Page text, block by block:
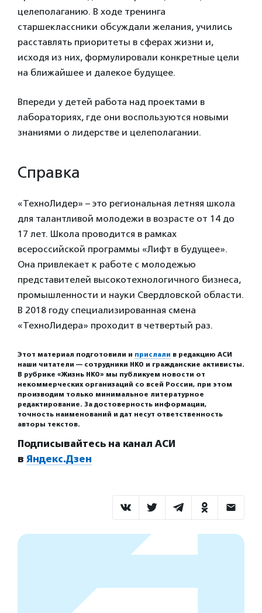
целеполаганию. В ходе тренинга
старшеклассники обсуждали желания, учились
расставлять приоритеты в сферах жизни и,
исходя из них, формулировали конкретные цели
на ближайшее и далекое будущее.
Впереди у детей работа над проектами в
лабораториях, где они воспользуются новыми
знаниями о лидерстве и целеполагании.
Справка
«ТехноЛидер» – это региональная летняя школа
для талантливой молодежи в возрасте от 14 до
17 лет. Школа проводится в рамках
всероссийской программы «Лифт в будущее».
Она привлекает к работе с молодежью
представителей высокотехнологичного бизнеса,
промышленности и науки Свердловской области.
В 2018 году специализированная смена
«ТехноЛидера» проходит в четвертый раз.
Этот материал подготовили и прислали в редакцию АСИ
наши читатели — сотрудники НКО и гражданские активисты.
В рубрике «Жизнь НКО» мы публикуем новости от
некоммерческих организаций со всей России, при этом
производим только минимальное литературное
редактирование. За достоверность информации,
точность наименований и дат несут ответственность
авторы текстов.
Подписывайтесь на канал АСИ
в Яндекс.Дзен